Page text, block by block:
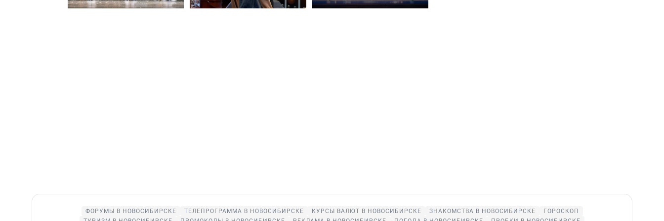
ФОРУМЫ В НОВОСИБИРСКЕ ТЕЛЕПРОГРАММА В НОВОСИБИРСКЕ КУРСЫ ВАЛЮТ В НОВОСИБИРСКЕ ЗНАКОМСТВА В НОВОСИБИРСКЕ
ГОРОСКОП